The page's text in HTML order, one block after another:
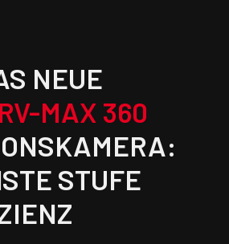
NEUE
RV-MAX 360
STUFE